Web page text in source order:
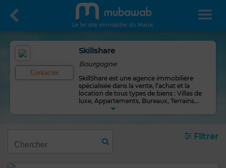
Le 1er site immobilier du Maroc
Contacter
Skillshare
Bourgogne
SkillShare est une agence immobilière
spécialisée dans la vente, l’achat et la
location de tous types de biens : Villas de
luxe, Appartements, Bureaux, Terrains...
Filtrer